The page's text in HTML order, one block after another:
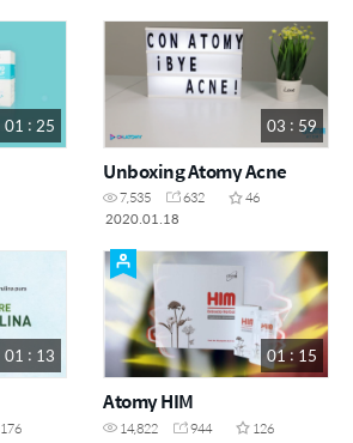
01 : 25 03 : 59
Unboxing Atomy Acne
7,535 632
46
2020.01.18
01 : 13
176
01 : 15
Atomy HIM
14,822 944
126